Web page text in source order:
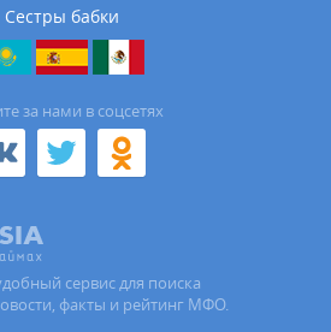
Сестры бабки
за нами в соцсетях
сервис для поиска
факты и рейтинг МФО.